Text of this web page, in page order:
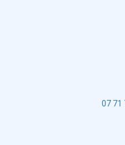
07 71